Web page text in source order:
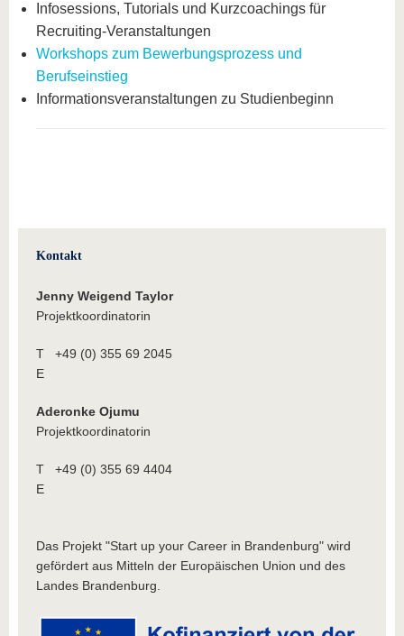
Infosessions, Tutorials und Kurzcoachings für
Recruiting-Veranstaltungen
Workshops zum Bewerbungsprozess und
Berufseinstieg
Informationsveranstaltungen zu Studienbeginn
Kontakt
Jenny Weigend Taylor
Projektkoordinatorin
T +49 (0) 355 69 2045
E
Aderonke Ojumu
Projektkoordinatorin
T +49 (0) 355 69 4404
E
Das Projekt "Start up your Career in Brandenburg" wird
gefördert aus Mitteln der Europäischen Union und des
Landes Brandenburg.